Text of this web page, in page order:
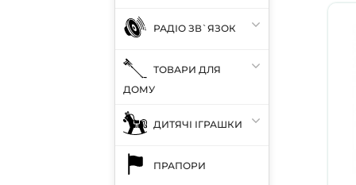
РАДІО ЗВ`ЯЗОК
ТОВАРИ ДЛЯ
ДОМУ
ДИТЯЧІ ІГРАШКИ
ПРАПОРИ